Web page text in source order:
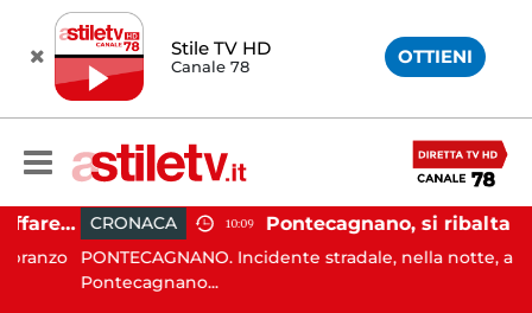
Stile TV HD
Canale 78 OTTIENI
Sant'Antimo, tenta di truffare anziana: 16enne denunciato dai carabinieri CRONACA 10:09
PONTECAGNANO. Incidente stradale, nella notte, a
Pontecagnano...